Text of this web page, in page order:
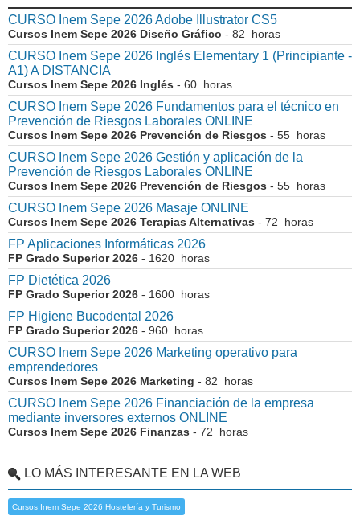
CURSO Inem Sepe 2026 Adobe Illustrator CS5
Cursos Inem Sepe 2026 Diseño Gráfico - 82 horas
CURSO Inem Sepe 2026 Inglés Elementary 1 (Principiante -
A1) A DISTANCIA
Cursos Inem Sepe 2026 Inglés - 60 horas
CURSO Inem Sepe 2026 Fundamentos para el técnico en
Prevención de Riesgos Laborales ONLINE
Cursos Inem Sepe 2026 Prevención de Riesgos - 55 horas
CURSO Inem Sepe 2026 Gestión y aplicación de la
Prevención de Riesgos Laborales ONLINE
Cursos Inem Sepe 2026 Prevención de Riesgos - 55 horas
CURSO Inem Sepe 2026 Masaje ONLINE
Cursos Inem Sepe 2026 Terapias Alternativas - 72 horas
FP Aplicaciones Informáticas 2026
FP Grado Superior 2026 - 1620 horas
FP Dietética 2026
FP Grado Superior 2026 - 1600 horas
FP Higiene Bucodental 2026
FP Grado Superior 2026 - 960 horas
CURSO Inem Sepe 2026 Marketing operativo para
emprendedores
Cursos Inem Sepe 2026 Marketing - 82 horas
CURSO Inem Sepe 2026 Financiación de la empresa
mediante inversores externos ONLINE
Cursos Inem Sepe 2026 Finanzas - 72 horas
LO MÁS INTERESANTE EN LA WEB
Cursos Inem Sepe 2026 Hostelería y Turismo